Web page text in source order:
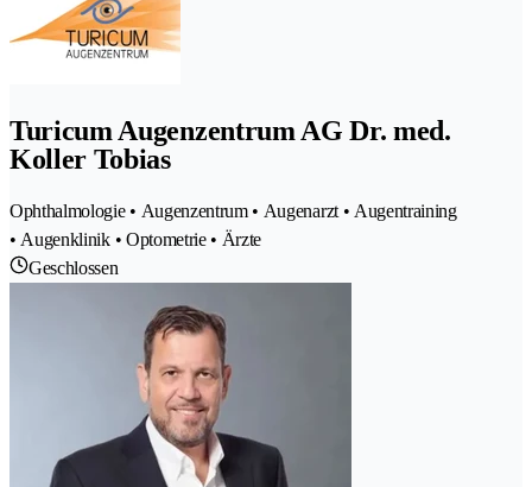
Turicum Augenzentrum AG Dr. med.
Koller Tobias
Ophthalmologie • Augenzentrum • Augenarzt • Augentraining
• Augenklinik • Optometrie • Ärzte
Geschlossen